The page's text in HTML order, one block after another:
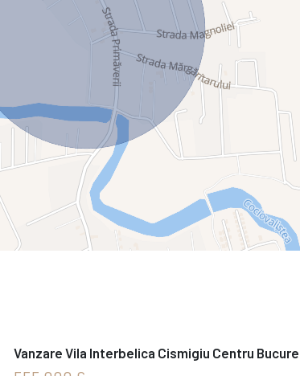
Vanzare Vila Interbelica Cismigiu Centru